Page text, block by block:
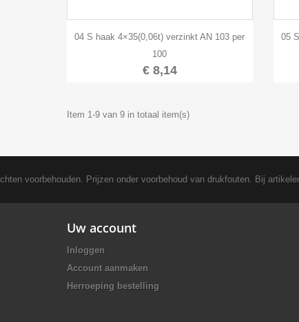
 Snel bekijken
04 S haak 4×35(0,06t) verzinkt AN 103 per
100
€ 8,14
05
Item 1-9 van 9 in totaal item(s)
voorbehouden. Prijzen onder voorbehoud van drukfouten. Bij
Uw account
Inloggen
Account aanmaken
Herroeping bestelling